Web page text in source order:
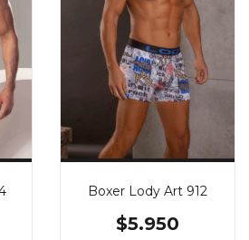
Boxer Lody Art 912
$5.950